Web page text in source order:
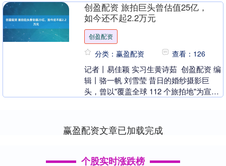
创盈配资 旅拍巨头曾估值25亿，
如今还不起2.2万元
创盈配资
分类：赢盈配资 查看：126
记者丨易佳颖 实习生黄诗茹 创盈配资 编
辑丨骆一帆 刘雪莹 昔日的婚纱摄影巨
头，曾以"覆盖全球 112 个旅拍地"为宣传
赢盈配资文章已加载完成
个股实时涨跌榜